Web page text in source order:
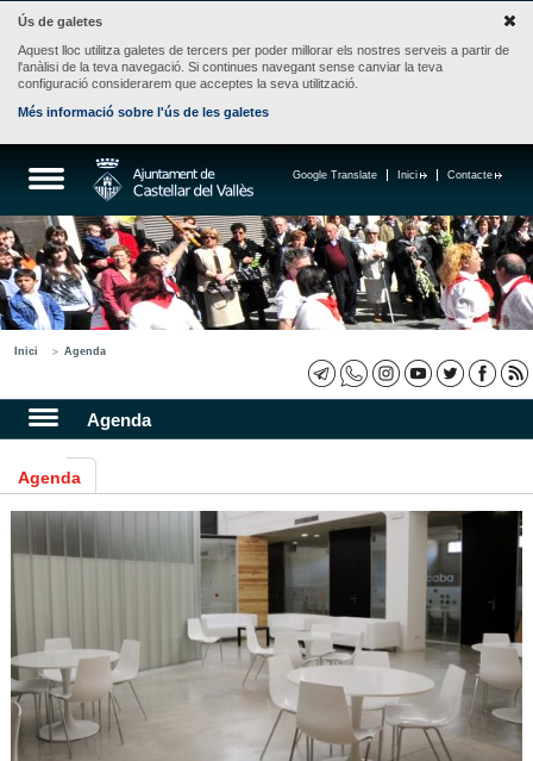
Ús de galetes
Aquest lloc utilitza galetes de tercers per poder millorar els nostres serveis a partir de
l'anàlisi de la teva navegació. Si continues navegant sense canviar la teva
configuració considerarem que acceptes la seva utilització.
Més informació sobre l'ús de les galetes
Contacte
Inici
Google Translate
Inici Agenda
Agenda
Agenda